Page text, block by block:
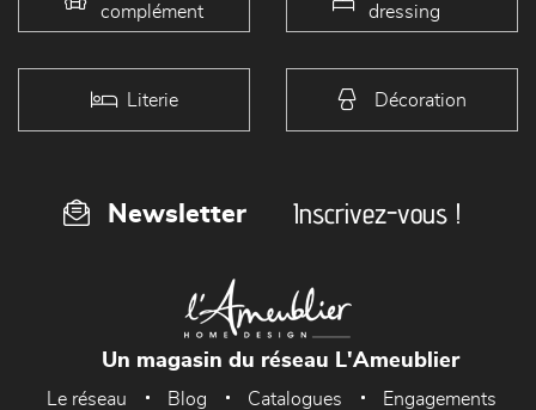
complément
dressing
Literie Décoration
Newsletter Inscrivez-vous !
Un magasin du réseau L'Ameublier
Le réseau Blog Catalogues Engagements